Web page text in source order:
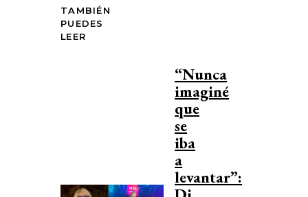
TAMBIÉN
PUEDES
LEER
“Nunca
imaginé
que
se
iba
a
levantar”: